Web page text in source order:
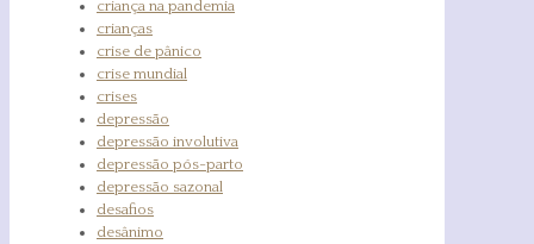
criança na pandemia
crianças
crise de pânico
crise mundial
crises
depressão
depressão involutiva
depressão pós-parto
depressão sazonal
desafios
desânimo